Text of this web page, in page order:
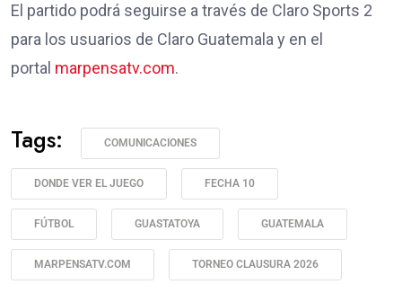
El partido podrá seguirse a través de Claro Sports 2
para los usuarios de Claro Guatemala y en el
portal marpensatv.com.
Tags: COMUNICACIONES
DONDE VER EL JUEGO FECHA 10
FÚTBOL GUASTATOYA GUATEMALA
MARPENSATV.COM TORNEO CLAUSURA 2026